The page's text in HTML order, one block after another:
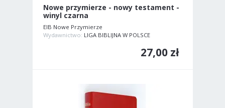
Nowe przymierze - nowy testament -
winyl czarna
EIB Nowe Przymierze
Wydawnictwo: LIGA BIBLIJNA W POLSCE
27,00 zł